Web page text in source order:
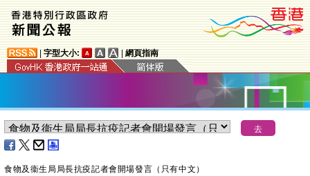
字型大小: 網頁指南
食物及衞生局局長抗疫記者會開場發言（只有中文）